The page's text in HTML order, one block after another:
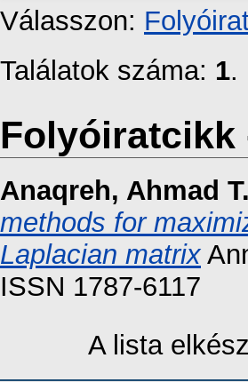
Válasszon:
Találatok száma: 1.
Folyóiratcikk
Anaqreh, Ahmad T.
methods for
Laplacian matrix
ISSN 1787-6117
A lista